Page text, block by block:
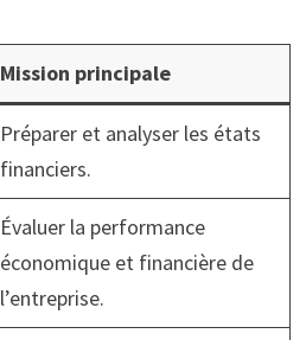
Mission principale
Préparer et analyser les états
financiers.
Évaluer la performance
économique et financière de
l’entreprise.